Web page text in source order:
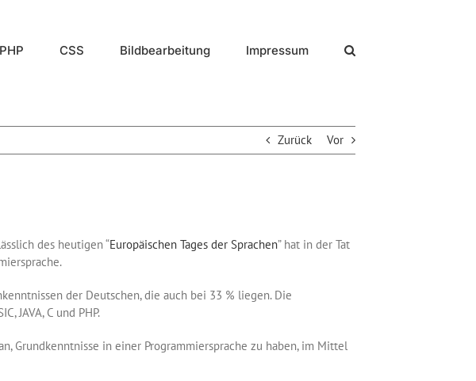
PHP CSS Bildbearbeitung Impressum
Zurück Vor
des heutigen “Europäischen Tages der Sprachen” hat in der Tat
der Deutschen, die auch bei 33 % liegen. Die
JAVA, C und PHP.
Grundkenntnisse in einer Programmiersprache zu haben, im Mittel